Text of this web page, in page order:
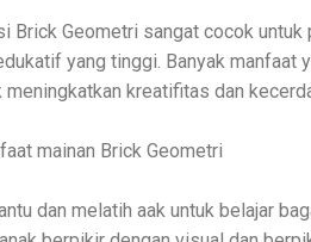
Brick Geometri sangat cocok untuk
yang tinggi. Banyak manfaat
meningkatkan kreatifitas dan
mainan Brick Geometri
dan melatih aak untuk belajar